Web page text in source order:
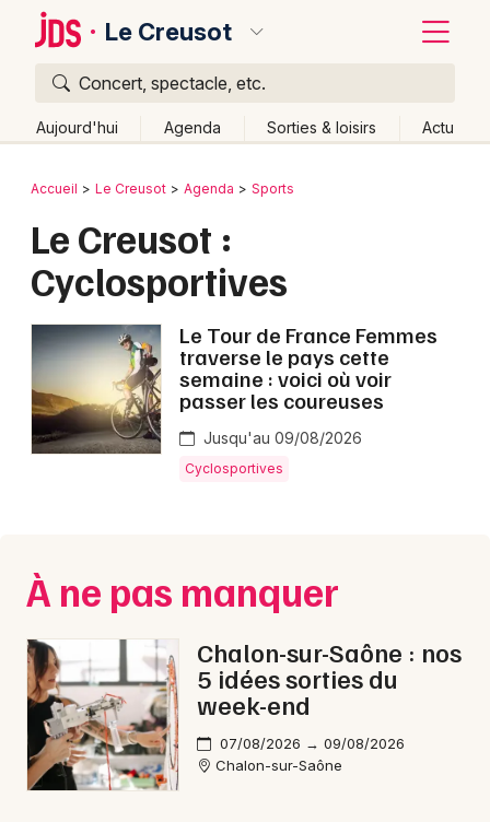
Le Creusot
Concert, spectacle, etc.
Aujourd'hui Agenda Sorties & loisirs Actu
Publier un événement
Grands événements
Activité & Expérience
Manifestations
Concerts
Sports
Soirées
Sorties famille
Expos
Bordeaux
Colmar
Lille
Lyon
Marseille
Mulhouse
Nice
Strasbourg
Toulouse
Toutes les villes
Retour
Accueil Le Creusot Agenda Sports
Le Creusot :
Cyclosportives
Le Tour de France Femmes
traverse le pays cette
semaine : voici où voir
passer les coureuses
Jusqu'au 09/08/2026
Cyclosportives
À ne pas manquer
Chalon-sur-Saône : nos
5 idées sorties du
week-end
07/08/2026 → 09/08/2026
Chalon-sur-Saône
Quoi ?
Où ?
Bourgogne
Partout Près de moi
Quand ?
Aujourd'hui
Demain Ce week-end Autre